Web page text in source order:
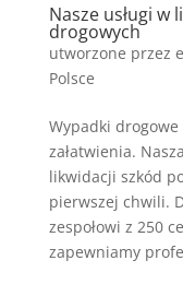
Nasze usługi w
drogowych
utworzone przez
Polsce
Wypadki
załatwienia.
likwidacji szkód
pierwszej chwili.
zespołowi z 250
zapewniamy